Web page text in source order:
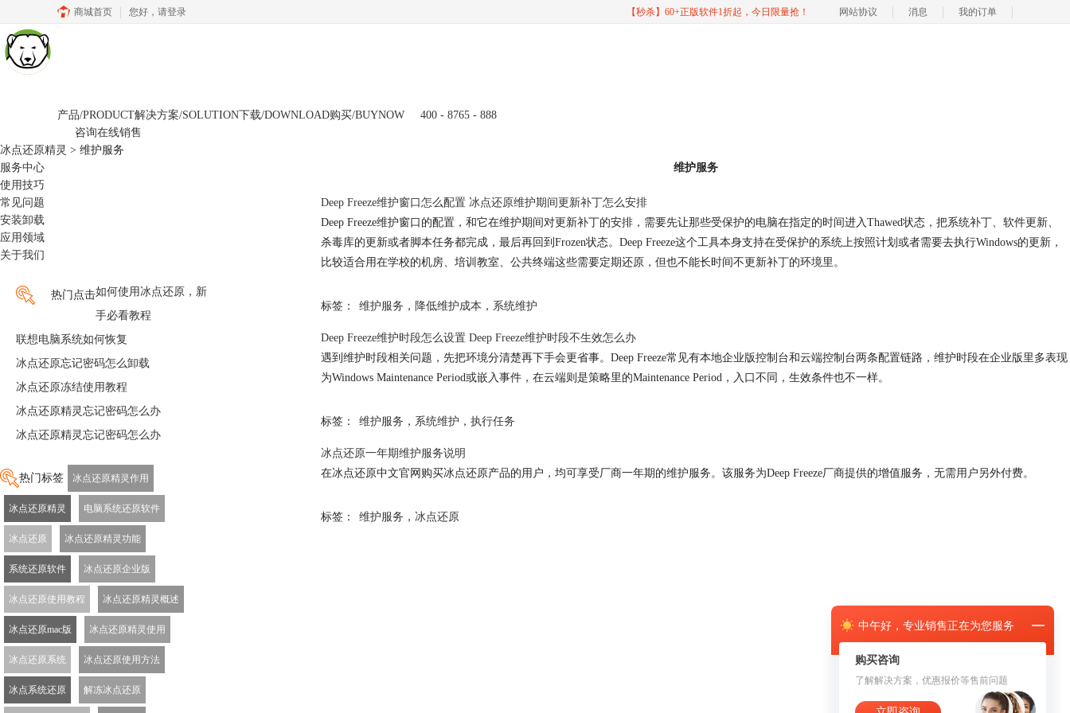
中午好， 专业销售正在为您服务
购买咨询
了解解决方案，优惠报价等售前问题
商城首页 您好， 请登录 【秒杀】60+正版软件1折起，今日限量抢！ 网站协议 消息 我的订单
产品/PRODUCT解决方案/SOLUTION下载/DOWNLOAD购买/BUYNOW
400 - 8765 - 888
咨询在线销售
冰点还原精灵 > 维护服务
服务中心
使用技巧
常见问题
安装卸载
应用领域
关于我们
热门点击如何使用冰点还原，新
手必看教程
联想电脑系统如何恢复
冰点还原忘记密码怎么卸载
冰点还原冻结使用教程
冰点还原精灵忘记密码怎么办
冰点还原精灵忘记密码怎么办
热门标签 冰点还原精灵作用
冰点还原精灵 电脑系统还原软件
冰点还原 冰点还原精灵功能
系统还原软件 冰点还原企业版
冰点还原使用教程 冰点还原精灵概述
冰点还原mac版 冰点还原精灵使用
冰点还原系统 冰点还原使用方法
冰点系统还原 解冻冰点还原
维护服务
Deep Freeze维护窗口怎么配置 冰点还原维护期间更新补丁怎么安排
Deep Freeze维护窗口的配置，和它在维护期间对更新补丁的安排，需要先让那些受保护的电脑在指定的时间进入Thawed状态，把系统补丁、软件更新、
杀毒库的更新或者脚本任务都完成，最后再回到Frozen状态。Deep Freeze这个工具本身支持在受保护的系统上按照计划或者需要去执行Windows的更新，
比较适合用在学校的机房、培训教室、公共终端这些需要定期还原，但也不能长时间不更新补丁的环境里。
标签： 维护服务 ， 降低维护成本 ， 系统维护
Deep Freeze维护时段怎么设置 Deep Freeze维护时段不生效怎么办
遇到维护时段相关问题，先把环境分清楚再下手会更省事。Deep Freeze常见有本地企业版控制台和云端控制台两条配置链路，维护时段在企业版里多表现
为Windows Maintenance Period或嵌入事件，在云端则是策略里的Maintenance Period，入口不同，生效条件也不一样。
标签： 维护服务 ， 系统维护 ，执行任务
冰点还原一年期维护服务说明
在冰点还原中文官网购买冰点还原产品的用户，均可享受厂商一年期的维护服务。该服务为Deep Freeze厂商提供的增值服务，无需用户另外付费。
标签： 维护服务 ，冰点还原